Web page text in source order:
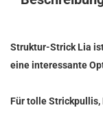
Struktur-Strick Lia
eine interessante
Für tolle Strickpullis,